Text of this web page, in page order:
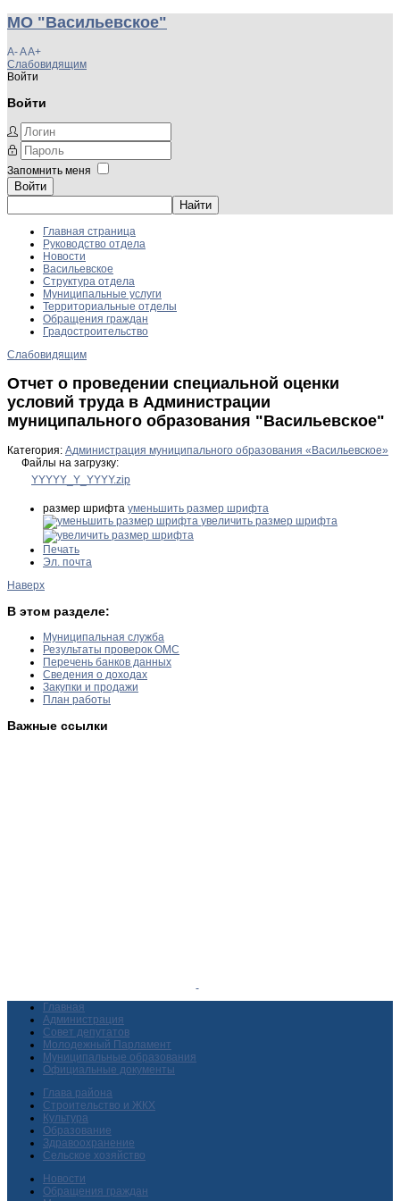
МО "Васильевское"
A-AA+
Слабовидящим
Войти
Войти
Запомнить меня
Войти
Главная страница
Руководство отдела
Новости
Васильевское
Структура отдела
Муниципальные услуги
Территориальные отделы
Обращения граждан
Градостроительство
Слабовидящим
Отчет о проведении специальной оценки
условий труда в Администрации
муниципального образования "Васильевское"
Категория: Администрация муниципального образования «Васильевское»
Файлы на загрузку:
YYYYY_Y_YYYY.zip
размер шрифта уменьшить размер шрифта
увеличить размер шрифта
Печать
Эл. почта
Наверх
В этом разделе:
Муниципальная служба
Результаты проверок ОМС
Перечень банков данных
Сведения о доходах
Закупки и продажи
План работы
Важные ссылки
Главная
Администрация
Совет депутатов
Молодежный Парламент
Муниципальные образования
Официальные документы
Глава района
Строительство и ЖКХ
Культура
Образование
Здравоохранение
Сельское хозяйство
Новости
Обращения граждан